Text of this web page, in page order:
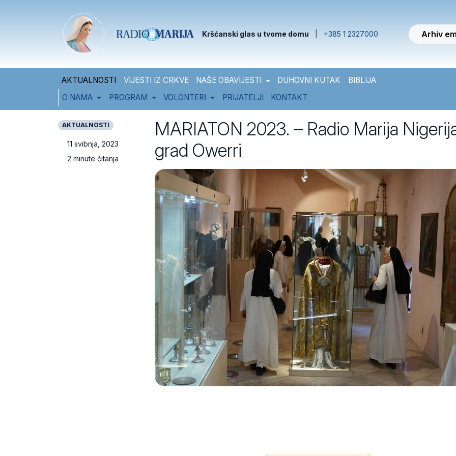
Kršćanski glas u tvome domu +385 1 2327000 Arhiv
AKTUALNOSTI VIJESTI IZ CRKVE NAŠE OBAVIJESTI DUHOVNI KUTAK
BIBLIJA
O NAMA
PROGRAM VOLONTERI PRIJATELJI KONTAKT
AKTUALNOSTI
11 svibnja, 2023
2 minute čitanja
MARIATON 2023. – Radio Marija
grad Owerri